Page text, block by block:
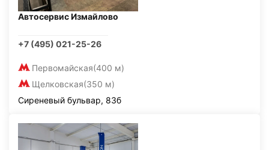
Автосервис Измайлово
+7 (495) 021-25-26
Первомайская(400 м)
Щелковская(350 м)
Сиреневый бульвар, 83б